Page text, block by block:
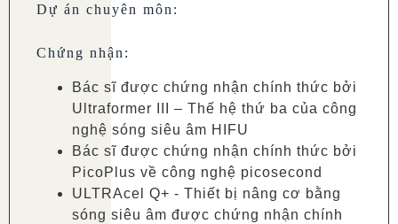
Dự án chuyên môn:
Chứng nhận:
Bác sĩ được chứng nhận chính thức bởi
Ultraformer III – Thế hệ thứ ba của công
nghệ sóng siêu âm HIFU
Bác sĩ được chứng nhận chính thức bởi
PicoPlus về công nghệ picosecond
ULTRAcel Q+ - Thiết bị nâng cơ bằng
sóng siêu âm được chứng nhận chính